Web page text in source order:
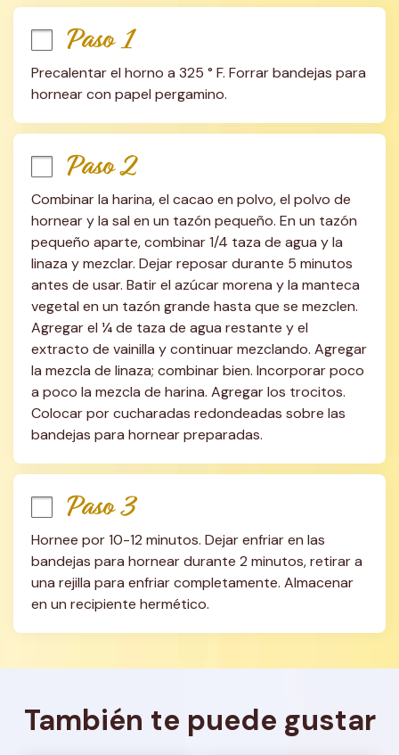
Paso 1
Precalentar el horno a 325 ° F. Forrar bandejas para
hornear con papel pergamino.
Paso 2
Combinar la harina, el cacao en polvo, el polvo de
hornear y la sal en un tazón pequeño. En un tazón
pequeño aparte, combinar 1/4 taza de agua y la
linaza y mezclar. Dejar reposar durante 5 minutos
antes de usar. Batir el azúcar morena y la manteca
vegetal en un tazón grande hasta que se mezclen.
Agregar el ¼ de taza de agua restante y el
extracto de vainilla y continuar mezclando. Agregar
la mezcla de linaza; combinar bien. Incorporar poco
a poco la mezcla de harina. Agregar los trocitos.
Colocar por cucharadas redondeadas sobre las
bandejas para hornear preparadas.
Paso 3
Hornee por 10-12 minutos. Dejar enfriar en las
bandejas para hornear durante 2 minutos, retirar a
una rejilla para enfriar completamente. Almacenar
en un recipiente hermético.
También te puede gustar